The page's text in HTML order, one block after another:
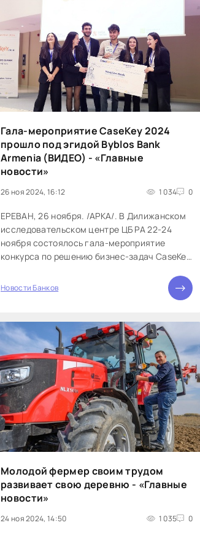
Гала-мероприятие CaseKey 2024
прошло под эгидой Byblos Bank
Armenia (ВИДЕО) - «Главные
новости»
26 ноя 2024, 16:12 1 034 0
ЕРЕВАН, 26 ноября. /АРКА/. В Дилижанском
исследовательском центре ЦБ РА 22-24
ноября состоялось гала-мероприятие
конкурса по решению бизнес-задач CaseKey
спонсором конкурса...
Новости Банков
Молодой фермер своим трудом
развивает свою деревню - «Главные
новости»
24 ноя 2024, 14:50 1 035 0